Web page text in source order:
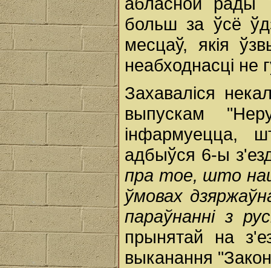
больш за ўсё
месцаў, якія
неабходнасці не
Захаваліся
выпускам
інфармуецца,
адбыўся 6-ы
пра тое, што
ўмовах
параўнанні з
прынятай на
выканання